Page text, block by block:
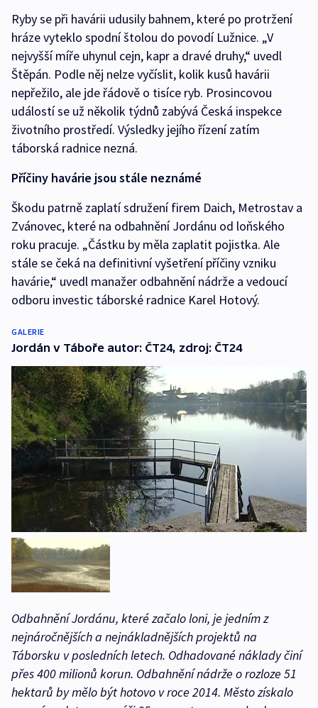
Ryby se při havárii udusily bahnem, které po protržení
hráze vyteklo spodní štolou do povodí Lužnice. „V
nejvyšší míře uhynul cejn, kapr a dravé druhy,“ uvedl
Štěpán. Podle něj nelze vyčíslit, kolik kusů havárii
nepřežilo, ale jde řádově o tisíce ryb. Prosincovou
událostí se už několik týdnů zabývá Česká inspekce
životního prostředí. Výsledky jejího řízení zatím
táborská radnice nezná.
Příčiny havárie jsou stále neznámé
Škodu patrně zaplatí sdružení firem Daich, Metrostav a
Zvánovec, které na odbahnění Jordánu od loňského
roku pracuje. „Částku by měla zaplatit pojistka. Ale
stále se čeká na definitivní vyšetření příčiny vzniku
havárie,“ uvedl manažer odbahnění nádrže a vedoucí
odboru investic táborské radnice Karel Hotový.
GALERIE
Jordán v Táboře autor: ČT24, zdroj: ČT24
Odbahnění Jordánu, které začalo loni, je jedním z
nejnáročnějších a nejnákladnějších projektů na
Táborsku v posledních letech. Odhadované náklady činí
přes 400 milionů korun. Odbahnění nádrže o rozloze 51
hektarů by mělo být hotovo v roce 2014. Město získalo